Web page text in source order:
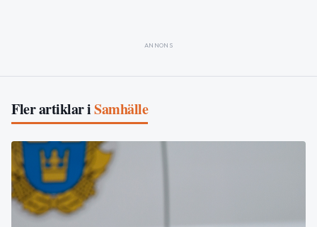
ANNONS
Fler artiklar iSamhälle